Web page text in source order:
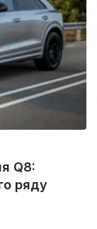
Q8:
ряду